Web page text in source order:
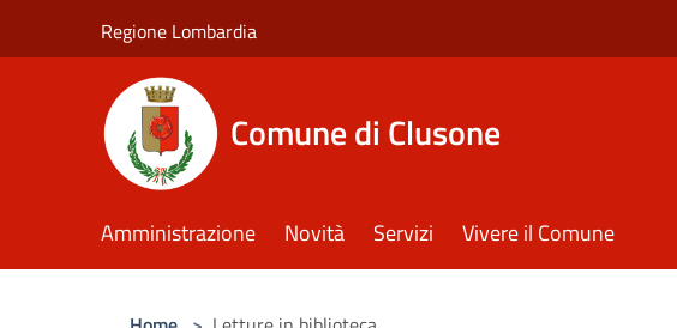
Regione Lombardia
Comune di Clusone
Amministrazione Novità Servizi Vivere il Comune